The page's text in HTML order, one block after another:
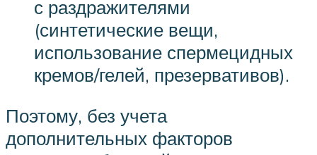
с раздражителями
(синтетические вещи,
использование спермецидных
кремов/гелей, презервативов).
Поэтому, без учета
дополнительных факторов